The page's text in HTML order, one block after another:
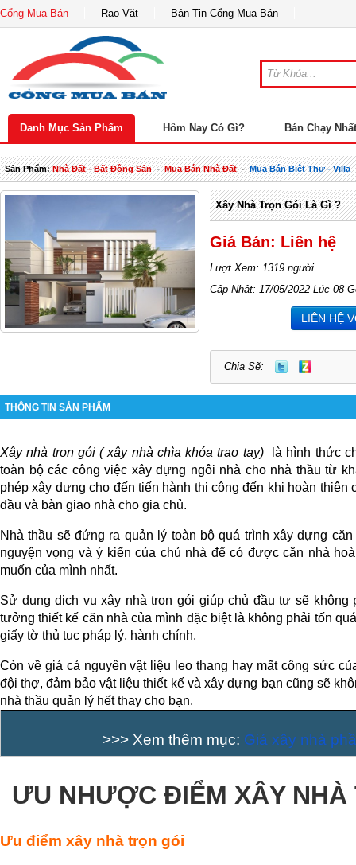
Cổng Mua Bán Rao Vặt Bản Tin Cổng Mua Bán
Danh Mục Sản Phẩm Hôm Nay Có Gì? Bán Chạy Nhất
Sản Phẩm:Nhà Đất - Bất Động Sản-Mua Bán Nhà Đất-Mua Bán Biệt Thự - Villa
Xây Nhà Trọn Gói Là Gì ?
Giá Bán: Liên hệ
Lượt Xem: 1319 người
Cập Nhật: 17/05/2022 Lúc 08
LIÊN HỆ
Chia Sẽ:
THÔNG TIN SẢN PHẨM
Xây nhà trọn gói ( xây nhà chìa khóa trao tay) là hình thức
toàn bộ các công việc xây dựng ngôi nhà cho nhà thầu từ
phép xây dựng cho đến tiến hành thi công đến khi hoàn thiện
đầu và bàn giao nhà cho gia chủ.
Nhà thầu sẽ đứng ra quản lý toàn bộ quá trình xây dựng
nguyện vọng và ý kiến của chủ nhà để có được căn nhà
muốn của mình nhất.
Sử dụng dịch vụ xây nhà trọn gói giúp chủ đầu tư sẽ không
tưởng thiết kế căn nhà của mình đặc biệt là không phải tốn
giấy tờ thủ tục pháp lý, hành chính.
Còn về giá cả nguyên vật liệu leo thang hay mất công sức
đội thợ, đảm bảo vật liệu thiết kế và xây dựng bạn cũng sẽ
nhà thầu quản lý hết thay cho bạn.
>>> Xem thêm mục: Giá xây nhà
ƯU NHƯỢC ĐIỂM XÂY NHÀ
Ưu điểm xây nhà trọn gói